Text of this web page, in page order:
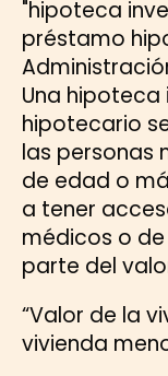
"hipoteca
préstamo
Una
hipotecario
las personas
de edad o
a tener
médicos o
parte del
“Valor de la
vivienda